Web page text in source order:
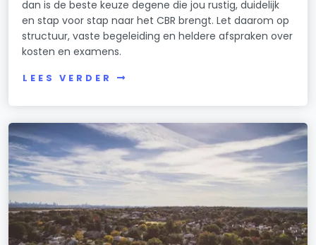
dan is de beste keuze degene die jou rustig, duidelijk
en stap voor stap naar het CBR brengt. Let daarom op
structuur, vaste begeleiding en heldere afspraken over
kosten en examens.
LEES VERDER